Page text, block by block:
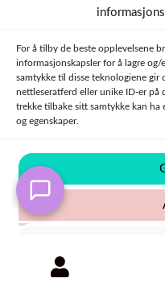
For å tilby de beste opplevelsene
informasjonskapsler for å lagre
samtykke til disse teknologiene gir
nettleseratferd eller unike ID-er på
trekke tilbake sitt samtykke kan
og egenskaper.
Cookie-
Sticker Autocollant